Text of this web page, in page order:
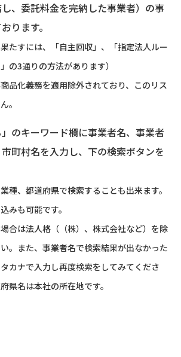
、委託料金を完納した事業者）の事
ります。
果たすには、「自主回収」、「指定法人ルー
の3通りの方法があります）
品化義務を適用除外されており、このリス
。
のキーワード欄に事業者名、事業者
町村名を入力し、下の検索ボタンを
種、都道府県で検索することも出来ます。
みも可能です。
合は法人格（（株）、株式会社など）を除
。また、事業者名で検索結果が出なかった
カナで入力し再度検索をしてみてくださ
県名は本社の所在地です。